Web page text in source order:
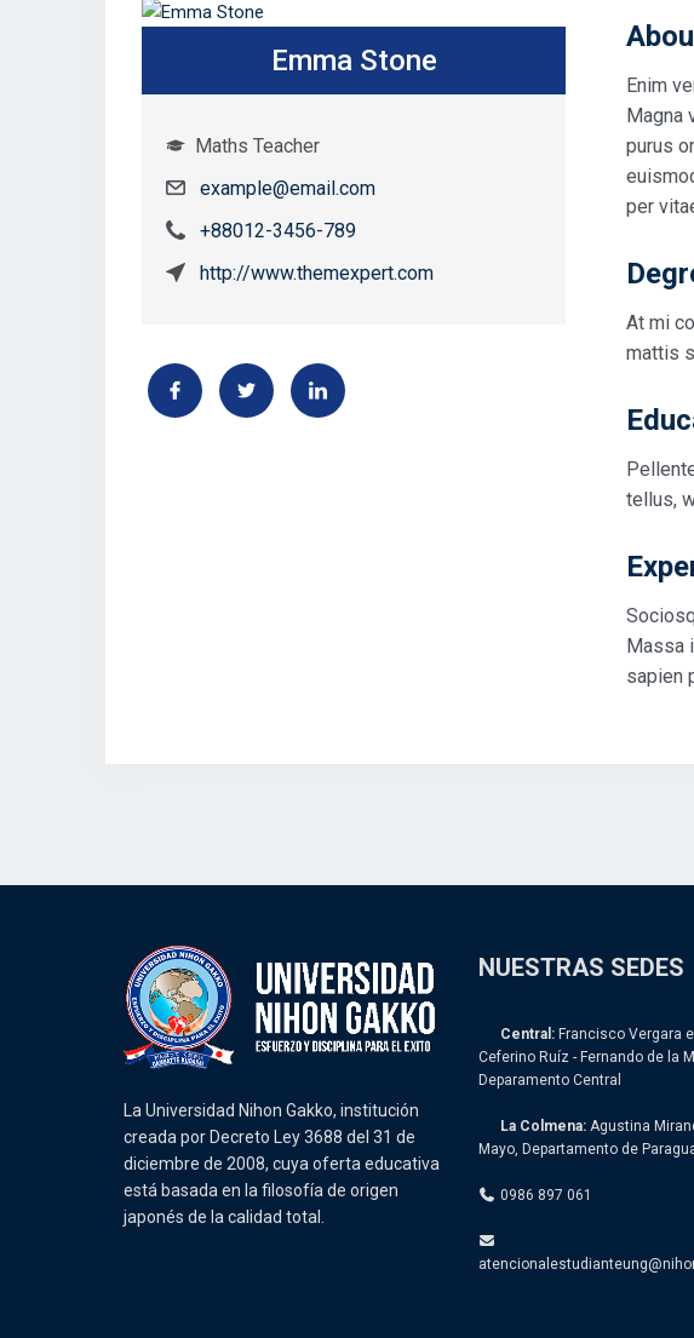
Emma Stone
Maths Teacher
example@email.com
+88012-3456-789
http://www.themexpert.com
Enim
Magna
purus
per
At mi
mattis
tellus,
Massa
sapien
La Universidad Nihon Gakko, institución
creada por Decreto Ley 3688 del 31 de
diciembre de 2008, cuya oferta educativa
está basada en la filosofía de origen
japonés de la calidad total.
NUESTRAS SEDES
Central: Francisco Vergara
Ceferino Ruíz - Fernando de la
Deparamento Central
La Colmena: Agustina
Mayo, Departamento de
0986 897 061